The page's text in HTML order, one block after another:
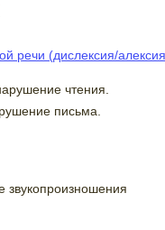
речи (дислексия/
чтения.
письма.
звукопроизношения